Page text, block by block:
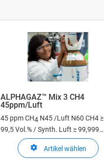
ALPHAGAZ™ Mix 3 CH4
45ppm/Luft
45 ppm CH4 N45 /Luft N60 CH4 ≥
99,5 Vol.% / Synth. Luft ≥ 99,999
Artikel wählen